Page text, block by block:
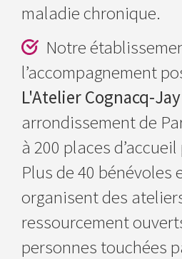
maladie chronique.
Notre
l’accompagnement
L'Atelier Cognacq-Jay
arrondissement de
à 200 places
Plus de 40 bénévoles
organisent des
ressourcement
personnes touchées